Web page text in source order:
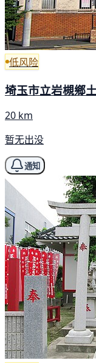
低风险
埼玉市立岩槻鄉
20 km
暂无出没
通知